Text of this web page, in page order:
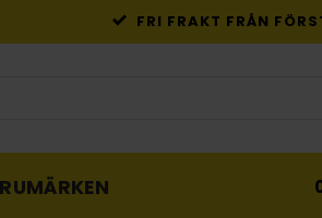
FRI FRAKT FRÅN